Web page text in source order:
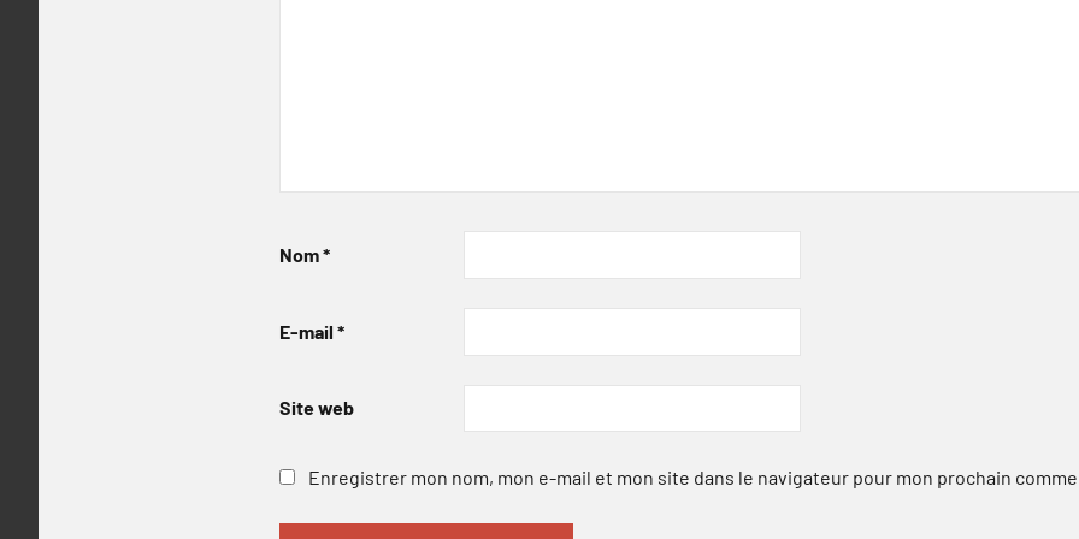
Nom*
E-mail *
Site web
Enregistrer mon nom, mon e-mail et mon site dans le navigateur pour mon prochain